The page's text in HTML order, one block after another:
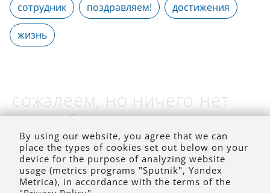
сотрудник поздравляем! достижения
жизнь
сожалеем, но ничего нет
(на выбранное время)
By using our website, you agree that we can
place the types of cookies set out below on your
device for the purpose of analyzing website
usage (metrics programs "Sputnik", Yandex
Metrica), in accordance with the terms of the